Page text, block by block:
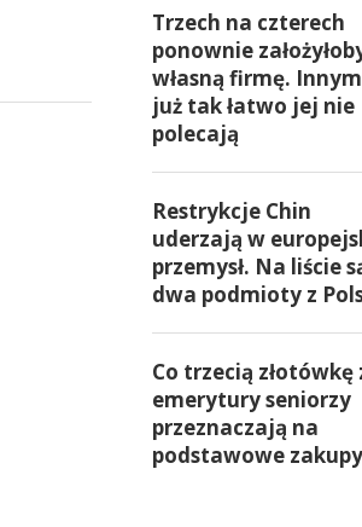
Trzech na czterech
ponownie
własną firmę. Innym
już tak łatwo jej nie
polecają
Restrykcje Chin
uderzają w
przemysł. Na liście
dwa podmioty z
Co trzecią złotówkę
emerytury seniorzy
przeznaczają na
podstawowe zakupy